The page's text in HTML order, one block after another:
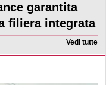
garantita
filiera integrata
Vedi tutte